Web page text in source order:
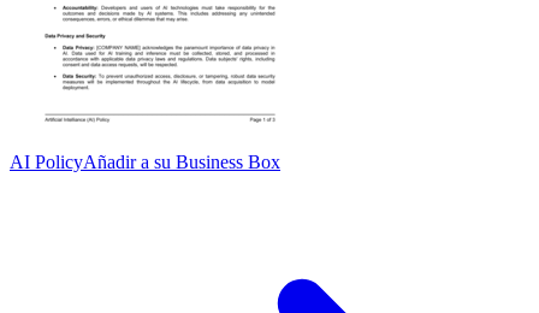
AI PolicyAñadir a su Business Box